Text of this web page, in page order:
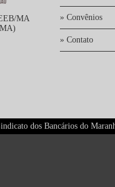
MA
» Convênios
» Contato
dos Bancários do